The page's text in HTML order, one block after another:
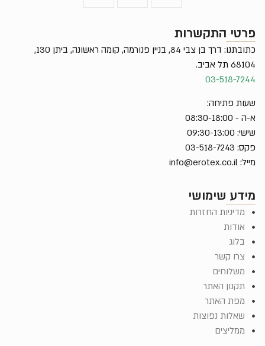
מידע שימושי
מדיניות החזרות
אודות
בלוג
צרו קשר
משלוחים
תקנון האתר
מפת האתר
שאלות נפוצות
ממליצים
פרטי התקשרות
כתובתנו: דרך בן צבי 84, בניין פנורמה, קומה ראשונה, ביתן 130,
68104 תל אביב.
03-518-7244
שעות פתיחה:
א-ה - 08:30-18:00
שישי: 09:30-13:00
פקס: 03-518-7243
מייל: info@erotex.co.il